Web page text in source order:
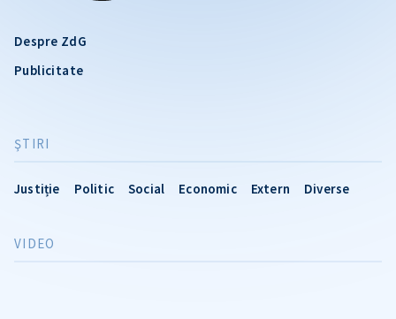
Despre ZdG
Publicitate
ŞTIRI
Justiție Politic Social Economic Extern Diverse
VIDEO